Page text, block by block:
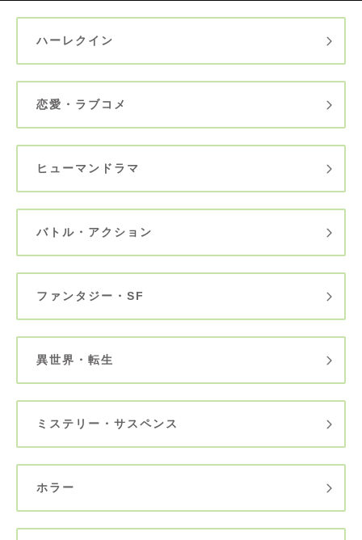
ハーレクイン
恋愛・ラブコメ
ヒューマンドラマ
バトル・アクション
ファンタジー・SF
異世界・転生
ミステリー・サスペンス
ホラー